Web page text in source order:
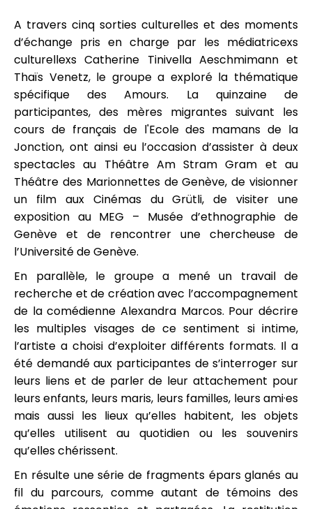
A travers cinq sorties culturelles et des moments
d’échange pris en charge par les médiatricexs
culturellexs Catherine Tinivella Aeschmimann et
Thaïs Venetz, le groupe a exploré la thématique
spécifique des Amours. La quinzaine de
participantes, des mères migrantes suivant les
cours de français de l'Ecole des mamans de la
Jonction, ont ainsi eu l’occasion d’assister à deux
spectacles au Théâtre Am Stram Gram et au
Théâtre des Marionnettes de Genève, de visionner
un film aux Cinémas du Grütli, de visiter une
exposition au MEG – Musée d’ethnographie de
Genève et de rencontrer une chercheuse de
l’Université de Genève.
En parallèle, le groupe a mené un travail de
recherche et de création avec l’accompagnement
de la comédienne Alexandra Marcos. Pour décrire
les multiples visages de ce sentiment si intime,
l’artiste a choisi d’exploiter différents formats. Il a
été demandé aux participantes de s’interroger sur
leurs liens et de parler de leur attachement pour
leurs enfants, leurs maris, leurs familles, leurs ami·es
mais aussi les lieux qu’elles habitent, les objets
qu’elles utilisent au quotidien ou les souvenirs
qu’elles chérissent.
En résulte une série de fragments épars glanés au
fil du parcours, comme autant de témoins des